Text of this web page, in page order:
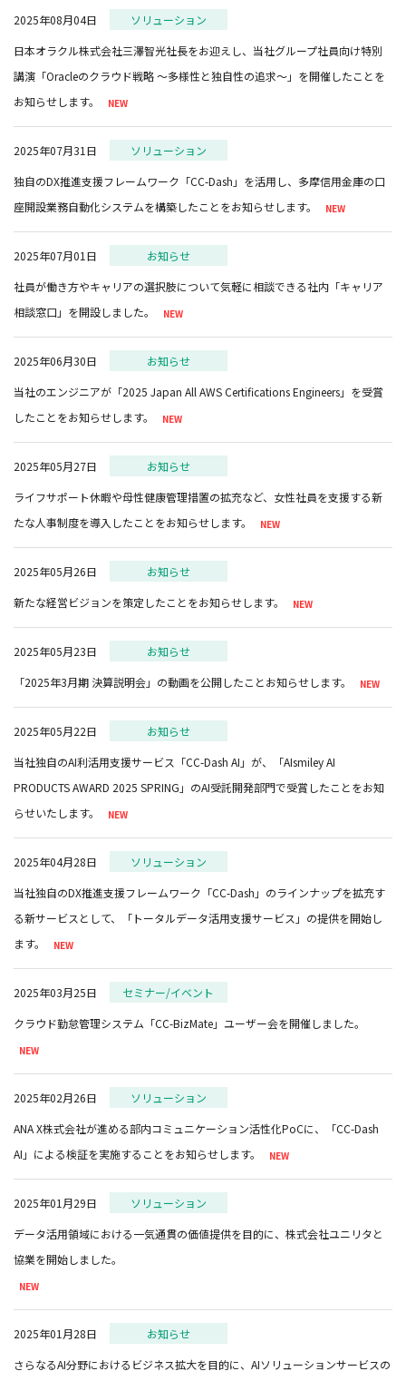
2025年08月04日
ソリューション
日本オラクル株式会社三澤智光社長をお迎えし、当社グループ社員向け特別
講演「Oracleのクラウド戦略 ～多様性と独自性の追求～」を開催したことを
お知らせします。
2025年07月31日
ソリューション
独自のDX推進支援フレームワーク「CC-Dash」を活用し、多摩信用金庫の口
座開設業務自動化システムを構築したことをお知らせします。
2025年07月01日
お知らせ
社員が働き方やキャリアの選択肢について気軽に相談できる社内「キャリア
相談窓口」を開設しました。
2025年06月30日
お知らせ
当社のエンジニアが「2025 Japan All AWS Certifications Engineers」を受賞
したことをお知らせします。
2025年05月27日
お知らせ
ライフサポート休暇や母性健康管理措置の拡充など、女性社員を支援する新
たな人事制度を導入したことをお知らせします。
2025年05月26日
お知らせ
新たな経営ビジョンを策定したことをお知らせします。
2025年05月23日
お知らせ
「2025年3月期 決算説明会」の動画を公開したことお知らせします。
2025年05月22日
お知らせ
当社独自のAI利活用支援サービス「CC-Dash AI」が、「AIsmiley AI
PRODUCTS AWARD 2025 SPRING」のAI受託開発部門で受賞したことをお知
らせいたします。
2025年04月28日
ソリューション
当社独自のDX推進支援フレームワーク「CC-Dash」のラインナップを拡充す
る新サービスとして、「トータルデータ活用支援サービス」の提供を開始し
ます。
2025年03月25日
セミナー/イベント
クラウド勤怠管理システム「CC-BizMate」ユーザー会を開催しました。
2025年02月26日
ソリューション
ANA X株式会社が進める部内コミュニケーション活性化PoCに、「CC-Dash
AI」による検証を実施することをお知らせします。
2025年01月29日
ソリューション
データ活用領域における一気通貫の価値提供を目的に、株式会社ユニリタと
2025年01月28日
お知らせ
さらなるAI分野におけるビジネス拡大を目的に、AIソリューションサービスの